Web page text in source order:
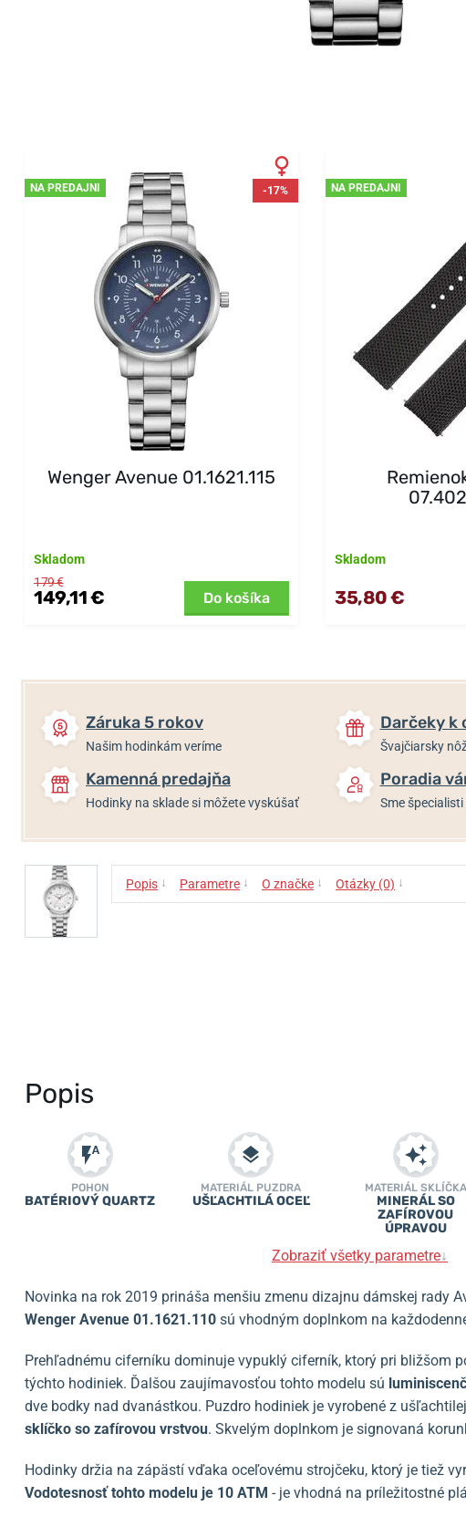
NA PREDAJNI -17%
Wenger Avenue 01.1621.115
Skladom
179 €
149,11 € Do košíka
NA PREDAJNI
Skladom
35,80 €
Záruka 5 rokov
Našim hodinkám veríme
Darčeky k
Švajčiarsky
Kamenná predajňa
Hodinky na sklade si môžete vyskúšať
Poradia
Sme
Popis ↓ Parametre ↓ O značke ↓ Otázky (0) ↓
Popis
POHON
BATÉRIOVÝ QUARTZ
MATERIÁL PUZDRA
UŠĽACHTILÁ OCEĽ
MATERIÁL SKLÍČKA
MINERÁL SO
ZAFÍROVOU
ÚPRAVOU
Zobraziť všetky parametre↓
Novinka na rok 2019 prináša menšiu zmenu dizajnu dámskej rady
Wenger Avenue 01.1621.110 sú vhodným doplnkom na
Prehľadnému ciferníku dominuje vypuklý ciferník, ktorý pri bližšom
týchto hodiniek. Ďalšou zaujímavosťou tohto modelu sú
dve bodky nad dvanástkou. Puzdro hodiniek je vyrobené z
sklíčko so zafírovou vrstvou. Skvelým doplnkom je signovaná
Hodinky držia na zápästí vďaka oceľovému strojčeku, ktorý je tiež
Vodotesnosť tohto modelu je 10 ATM - je vhodná na príležitostné